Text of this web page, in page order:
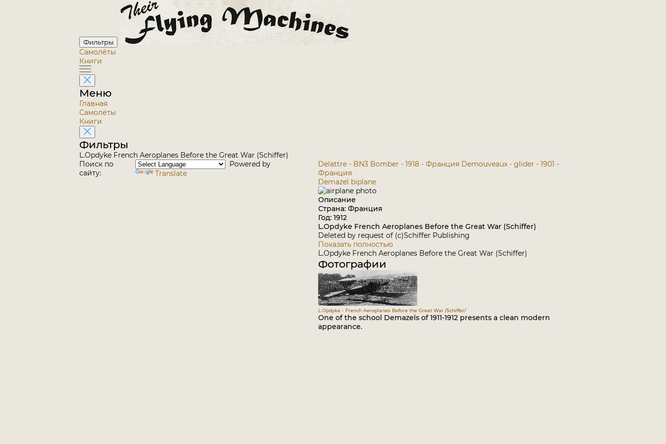
Фильтры
Самолёты
Книги
Меню
Главная
Самолёты
Книги
Фильтры
L.Opdyke French Aeroplanes Before the Great War (Schiffer)
Поиск по
сайту:
Powered by
Translate
Delattre - BN3 Bomber - 1918 - Франция Demouveaux - glider - 1901 -
Франция
Demazel biplane
Описание
Страна: Франция
Год: 1912
L.Opdyke French Aeroplanes Before the Great War (Schiffer)
Deleted by request of (c)Schiffer Publishing
Показать полностью
L.Opdyke French Aeroplanes Before the Great War (Schiffer)
Фотографии
L.Opdyke - French Aeroplanes Before the Great War /Schiffer/
One of the school Demazels of 1911-1912 presents a clean modern
appearance.